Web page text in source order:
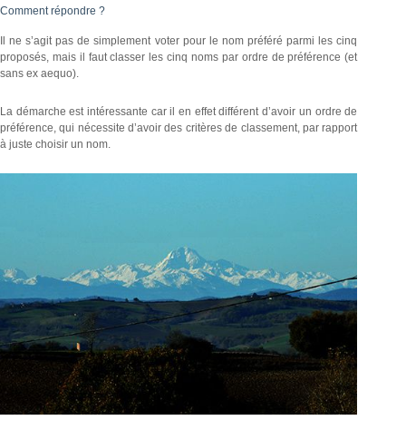
Comment répondre ?
Il ne s’agit pas de simplement voter pour le nom préféré parmi les cinq
proposés, mais il faut classer les cinq noms par ordre de préférence (et
sans ex aequo).
La démarche est intéressante car il en effet différent d’avoir un ordre de
préférence, qui nécessite d’avoir des critères de classement, par rapport
à juste choisir un nom.